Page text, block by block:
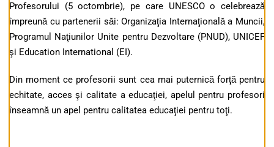
Profesorului (5 octombrie), pe care UNESCO o celebrează
împreună cu partenerii săi: Organizaţia Internaţională a Muncii,
Programul Naţiunilor Unite pentru Dezvoltare (PNUD), UNICEF
şi Education International (EI).
Din moment ce profesorii sunt cea mai puternică forţă pentru
echitate, acces şi calitate a educaţiei, apelul pentru profesori
înseamnă un apel pentru calitatea educaţiei pentru toţi.